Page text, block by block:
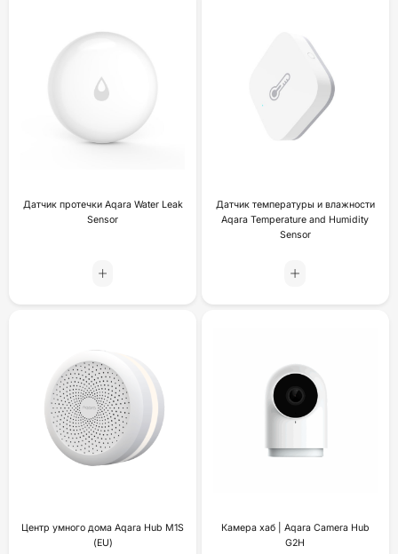
Датчик протечки Aqara Water Leak
Sensor
Датчик температуры и влажности
Aqara Temperature and Humidity
Sensor
Центр умного дома Aqara Hub M1S
(EU)
Камера хаб | Aqara Camera Hub
G2H